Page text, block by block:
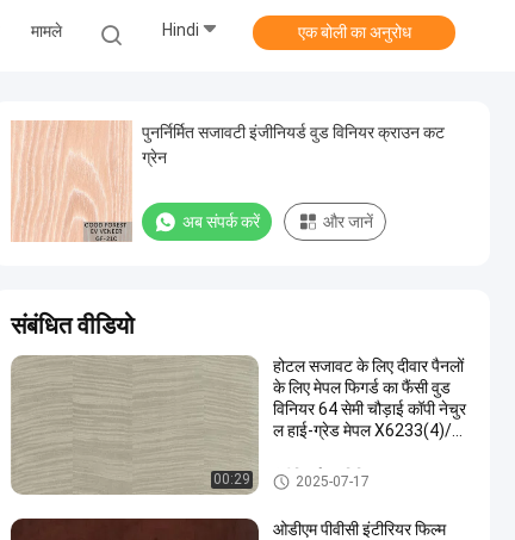
मामले Hindi एक बोली का अनुरोध
पुनर्निर्मित सजावटी इंजीनियर्ड वुड विनियर क्राउन कट
ग्रेन
अब संपर्क करें और जानें
संबंधित वीडियो
00:29
होटल सजावट के लिए दीवार पैनलों
के लिए मेपल फिगर्ड का फैंसी वुड
विनियर 64 सेमी चौड़ाई कॉपी नेचुर
ल हाई-ग्रेड मेपल X6233(4)/X
8033(4)
इंजीनियर्ड वुड विनियर
2025-07-17
ओडीएम पीवीसी इंटीरियर फिल्म